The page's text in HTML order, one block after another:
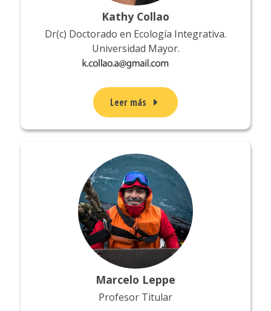
Kathy Collao
Dr(c) Doctorado en Ecología Integrativa.
Universidad Mayor.
Leer más
Marcelo Leppe
Profesor Titular